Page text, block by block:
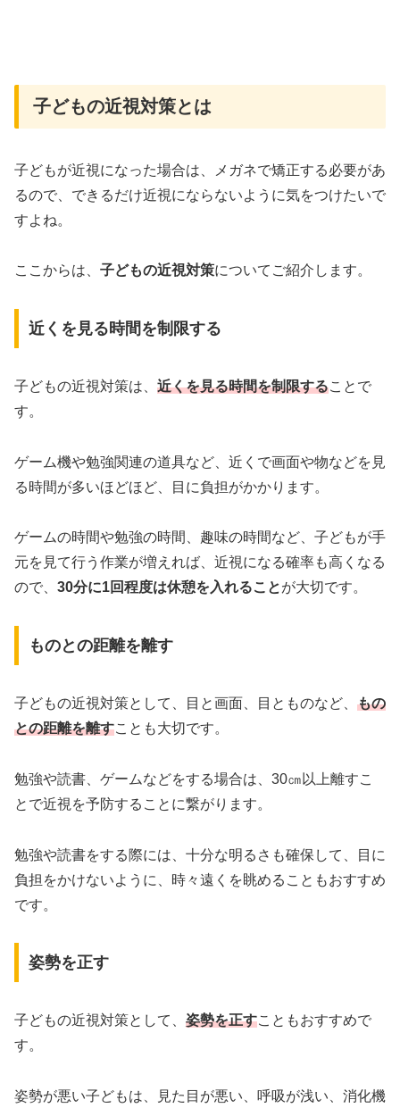
子どもの近視対策とは
子どもが近視になった場合は、メガネで矯正する必要があ
るので、できるだけ近視にならないように気をつけたいで
すよね。
ここからは、 子どもの近視対策についてご紹介します。
近くを見る時間を制限する
子どもの近視対策は、 近くを見る時間を制限することで
す。
ゲーム機や勉強関連の道具など、近くで画面や物などを見
る時間が多いほどほど、目に負担がかかります。
ゲームの時間や勉強の時間、趣味の時間など、子どもが手
元を見て行う作業が増えれば、近視になる確率も高くなる
ので、 30分に1回程度は休憩を入れることが大切です。
ものとの距離を離す
子どもの近視対策として、目と画面、目とものなど、 もの
との距離を離すことも大切です。
勉強や読書、ゲームなどをする場合は、30㎝以上離すこ
とで近視を予防することに繋がります。
勉強や読書をする際には、十分な明るさも確保して、目に
負担をかけないように、時々遠くを眺めることもおすすめ
です。
姿勢を正す
子どもの近視対策として、 姿勢を正すこともおすすめで
す。
姿勢が悪い子どもは、見た目が悪い、呼吸が浅い、消化機